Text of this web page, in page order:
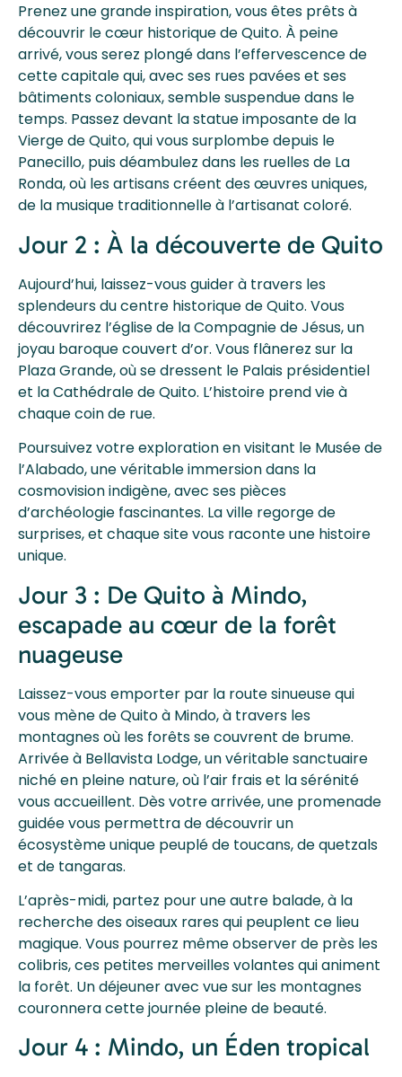
Prenez une grande inspiration, vous êtes prêts à
découvrir le cœur historique de Quito. À peine
arrivé, vous serez plongé dans l’effervescence de
cette capitale qui, avec ses rues pavées et ses
bâtiments coloniaux, semble suspendue dans le
temps. Passez devant la statue imposante de la
Vierge de Quito, qui vous surplombe depuis le
Panecillo, puis déambulez dans les ruelles de La
Ronda, où les artisans créent des œuvres uniques,
de la musique traditionnelle à l’artisanat coloré.
Jour 2 : À la découverte de Quito
Aujourd’hui, laissez-vous guider à travers les
splendeurs du centre historique de Quito. Vous
découvrirez l’église de la Compagnie de Jésus, un
joyau baroque couvert d’or. Vous flânerez sur la
Plaza Grande, où se dressent le Palais présidentiel
et la Cathédrale de Quito. L’histoire prend vie à
chaque coin de rue.
Poursuivez votre exploration en visitant le Musée de
l’Alabado, une véritable immersion dans la
cosmovision indigène, avec ses pièces
d’archéologie fascinantes. La ville regorge de
surprises, et chaque site vous raconte une histoire
unique.
Jour 3 : De Quito à Mindo,
escapade au cœur de la forêt
nuageuse
Laissez-vous emporter par la route sinueuse qui
vous mène de Quito à Mindo, à travers les
montagnes où les forêts se couvrent de brume.
Arrivée à Bellavista Lodge, un véritable sanctuaire
niché en pleine nature, où l’air frais et la sérénité
vous accueillent. Dès votre arrivée, une promenade
guidée vous permettra de découvrir un
écosystème unique peuplé de toucans, de quetzals
et de tangaras.
L’après-midi, partez pour une autre balade, à la
recherche des oiseaux rares qui peuplent ce lieu
magique. Vous pourrez même observer de près les
colibris, ces petites merveilles volantes qui animent
la forêt. Un déjeuner avec vue sur les montagnes
couronnera cette journée pleine de beauté.
Jour 4 : Mindo, un Éden tropical